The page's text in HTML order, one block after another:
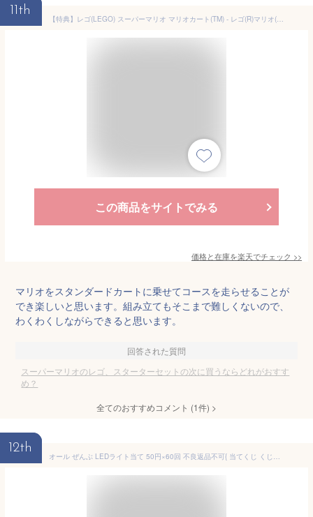
11th
【特典】レゴ(LEGO) スーパーマリオ マリオカート(TM) - レゴ(R)マリオ(TM)とスタンダードカート 72043 [ おもちゃ 玩具 プレゼント 7歳 8歳 9歳 ](マリオカート(TM) - キノピオ（ピットクルー）)
この商品をサイトでみる
価格と在庫を楽天でチェック >>
マリオをスタンダードカートに乗せてコースを走らせることが
でき楽しいと思います。組み立てもそこまで難しくないので、
わくわくしながらできると思います。
回答された質問
スーパーマリオのレゴ、スターターセットの次に買うならどれがおすす
め？
全てのおすすめコメント (1件) >
12th
オール ぜんぶ LEDライト当て 50円×60回 不良返品不可{ 当てくじ くじ引き 夏祭り 景品 くじ当てくじ あてくじ くじ 人気 男の子 女の子 子供 おもちゃ }{ LED ライト 光るおもちゃ 子供会 お祭り くじ引き 子供 屋台 問屋 縁日 幼稚園 }[25F10]